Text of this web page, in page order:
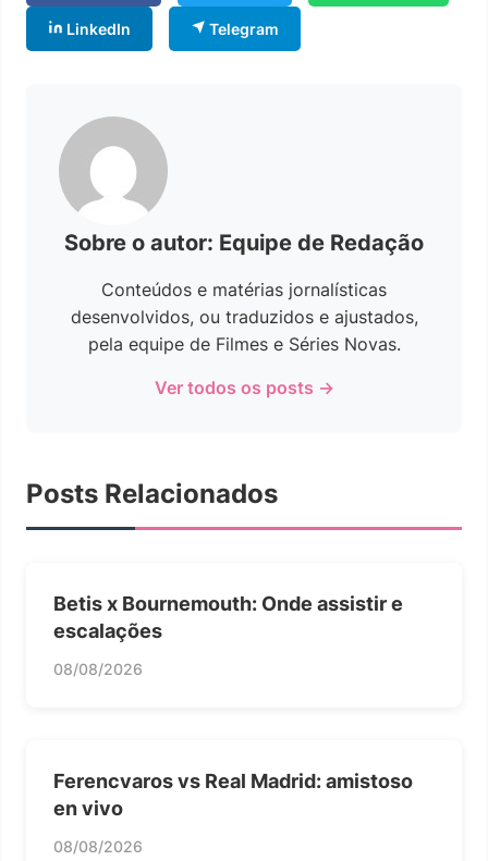
LinkedIn Telegram
Sobre o autor: Equipe de Redação
Conteúdos e matérias jornalísticas
desenvolvidos, ou traduzidos e ajustados,
pela equipe de Filmes e Séries Novas.
Ver todos os posts →
Posts Relacionados
Betis x Bournemouth: Onde assistir e
escalações
08/08/2026
Ferencvaros vs Real Madrid: amistoso
en vivo
08/08/2026